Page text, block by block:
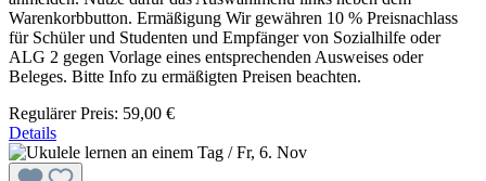
Warenkorbbutton. Ermäßigung Wir gewähren 10 % Preisnachlass
für Schüler und Studenten und Empfänger von Sozialhilfe oder
ALG 2 gegen Vorlage eines entsprechenden Ausweises oder
Beleges. Bitte Info zu ermäßigten Preisen beachten.
Regulärer Preis: 59,00 €
Details